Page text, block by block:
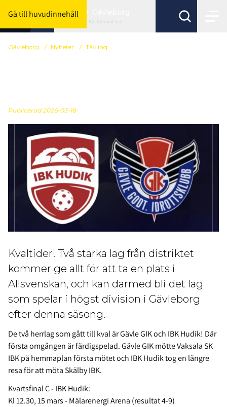
Gå till huvudinnehåll
Byt förbund här
Gävleborg / Nyheter / Tävling
Publicerad 2026-03-18
Kvaltider! Två starka lag från distriktet
kommer ge allt för att ta en plats i
Allsvenskan, och kan därmed bli det lag
som spelar i högst division i Gävleborg
efter denna säsong.
De två herrlag som gått till kval är Gävle GIK och IBK Hudik! Där
första omgången är färdigspelad. Gävle GIK mötte Vaksala SK
IBK på hemmaplan första mötet och IBK Hudik tog en längre
resa för att möta Skälby IBK.
Kvartsfinal C - IBK Hudik:
Kl 12.30, 15 mars - Mälarenergi Arena (resultat 4-9)